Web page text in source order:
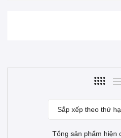
Sắp xếp theo thứ
Tổng sản phẩm hiện